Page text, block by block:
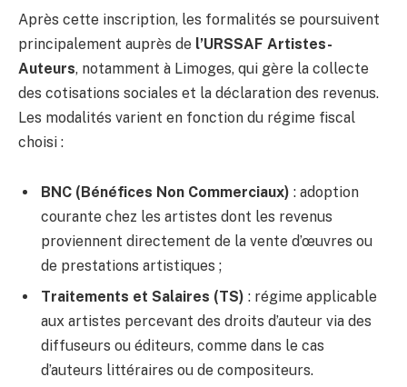
Après cette inscription, les formalités se poursuivent
principalement auprès de l’URSSAF Artistes-
Auteurs, notamment à Limoges, qui gère la collecte
des cotisations sociales et la déclaration des revenus.
Les modalités varient en fonction du régime fiscal
choisi :
BNC (Bénéfices Non Commerciaux) : adoption
courante chez les artistes dont les revenus
proviennent directement de la vente d’œuvres ou
de prestations artistiques ;
Traitements et Salaires (TS) : régime applicable
aux artistes percevant des droits d’auteur via des
diffuseurs ou éditeurs, comme dans le cas
d’auteurs littéraires ou de compositeurs.